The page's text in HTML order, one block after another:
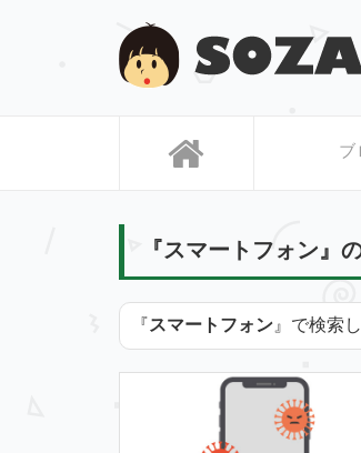
ブ
『スマートフォン』
『スマートフォン 』で検索